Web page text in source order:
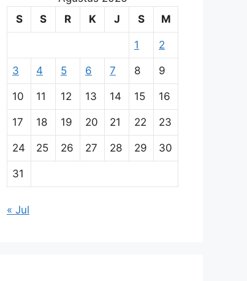
S
S R K J S M
1 2
3 4 5 6 7 8 9
10 11 12 13 14 15 16
17 18 19 20 21 22 23
24 25 26 27 28 29 30
31
« Jul